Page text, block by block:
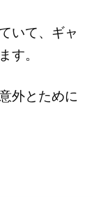
いて、ギャ
す。
外とために